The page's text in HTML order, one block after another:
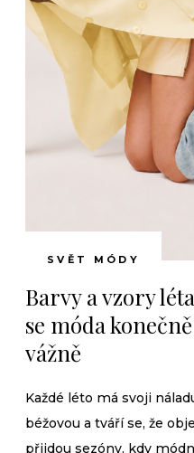
SVĚT MÓDY
Barvy a vzory
se móda
vážně
Každé léto má svoji
béžovou a tváří se, že
přijdou sezóny, kdy